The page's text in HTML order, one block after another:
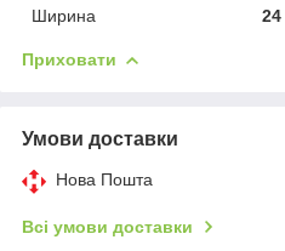
Ширина
Приховати
Умови доставки
Нова Пошта
Всі умови доставки